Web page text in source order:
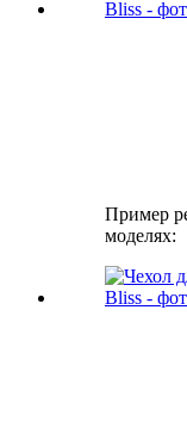
Пример
моделях: